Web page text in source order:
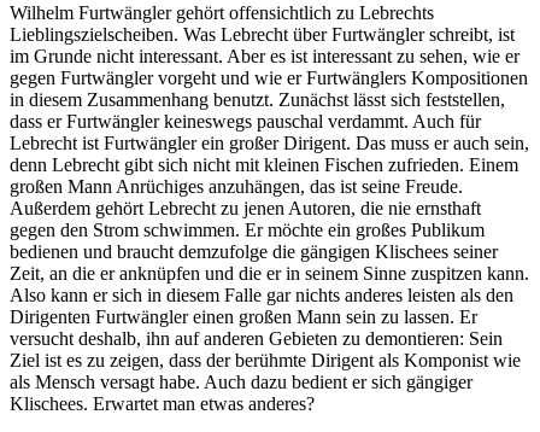
Wilhelm Furtwängler gehört offensichtlich zu Lebrechts
Lieblingszielscheiben. Was Lebrecht über Furtwängler schreibt, ist
im Grunde nicht interessant. Aber es ist interessant zu sehen, wie er
gegen Furtwängler vorgeht und wie er Furtwänglers Kompositionen
in diesem Zusammenhang benutzt. Zunächst lässt sich feststellen,
dass er Furtwängler keineswegs pauschal verdammt. Auch für
Lebrecht ist Furtwängler ein großer Dirigent. Das muss er auch sein,
denn Lebrecht gibt sich nicht mit kleinen Fischen zufrieden. Einem
großen Mann Anrüchiges anzuhängen, das ist seine Freude.
Außerdem gehört Lebrecht zu jenen Autoren, die nie ernsthaft
gegen den Strom schwimmen. Er möchte ein großes Publikum
bedienen und braucht demzufolge die gängigen Klischees seiner
Zeit, an die er anknüpfen und die er in seinem Sinne zuspitzen kann.
Also kann er sich in diesem Falle gar nichts anderes leisten als den
Dirigenten Furtwängler einen großen Mann sein zu lassen. Er
versucht deshalb, ihn auf anderen Gebieten zu demontieren: Sein
Ziel ist es zu zeigen, dass der berühmte Dirigent als Komponist wie
als Mensch versagt habe. Auch dazu bedient er sich gängiger
Klischees. Erwartet man etwas anderes?